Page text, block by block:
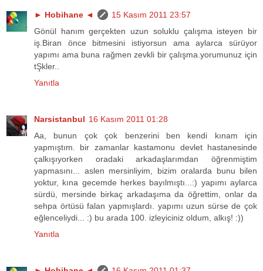
► Hobihane ◄
15 Kasım 2011 23:57
Gönül hanım gerçekten uzun soluklu çalışma isteyen bir
iş.Biran önce bitmesini istiyorsun ama aylarca sürüyor
yapımı ama buna rağmen zevkli bir çalışma.yorumunuz için
tŞkler..
Yanıtla
Narsistanbul 16 Kasım 2011 01:28
Aa, bunun çok çok benzerini ben kendi kınam için
yapmıştım. bir zamanlar kastamonu devlet hastanesinde
çalkışıyorken oradaki arkadaşlarımdan öğrenmiştim
yapmasını... aslen mersinliyim, bizim oralarda bunu bilen
yoktur, kına gecemde herkes bayılmıştı...:) yapımı aylarca
sürdü, mersinde birkaç arkadaşıma da öğrettim, onlar da
sehpa örtüsü falan yapmışlardı. yapımı uzun sürse de çok
eğlenceliydi... :) bu arada 100. izleyiciniz oldum, alkış! :))
Yanıtla